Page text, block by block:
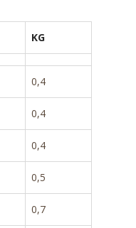
KG
0,4
0,4
0,4
0,5
0,7